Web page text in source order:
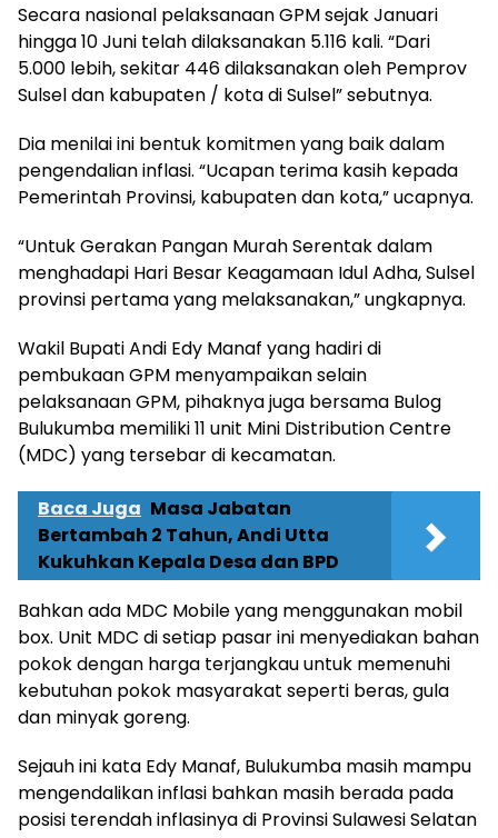
Secara nasional pelaksanaan GPM sejak Januari
hingga 10 Juni telah dilaksanakan 5.116 kali. “Dari
5.000 lebih, sekitar 446 dilaksanakan oleh Pemprov
Sulsel dan kabupaten / kota di Sulsel” sebutnya.
Dia menilai ini bentuk komitmen yang baik dalam
pengendalian inflasi. “Ucapan terima kasih kepada
Pemerintah Provinsi, kabupaten dan kota,” ucapnya.
“Untuk Gerakan Pangan Murah Serentak dalam
menghadapi Hari Besar Keagamaan Idul Adha, Sulsel
provinsi pertama yang melaksanakan,” ungkapnya.
Wakil Bupati Andi Edy Manaf yang hadiri di
pembukaan GPM menyampaikan selain
pelaksanaan GPM, pihaknya juga bersama Bulog
Bulukumba memiliki 11 unit Mini Distribution Centre
(MDC) yang tersebar di kecamatan.
Baca Juga Masa Jabatan
Bertambah 2 Tahun, Andi Utta
Kukuhkan Kepala Desa dan BPD
Bahkan ada MDC Mobile yang menggunakan mobil
box. Unit MDC di setiap pasar ini menyediakan bahan
pokok dengan harga terjangkau untuk memenuhi
kebutuhan pokok masyarakat seperti beras, gula
dan minyak goreng.
Sejauh ini kata Edy Manaf, Bulukumba masih mampu
mengendalikan inflasi bahkan masih berada pada
posisi terendah inflasinya di Provinsi Sulawesi Selatan